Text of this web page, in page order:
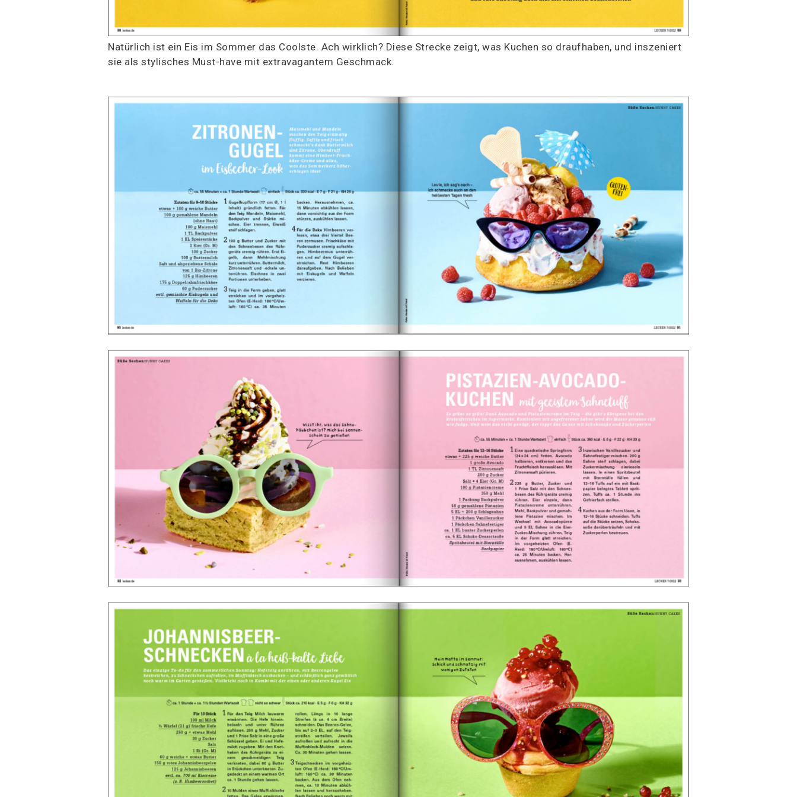
Natürlich ist ein Eis im Sommer das Coolste. Ach wirklich? Diese Strecke zeigt, was Kuchen so draufhaben, und inszeniert
sie als stylisches Must-have mit extravagantem Geschmack.